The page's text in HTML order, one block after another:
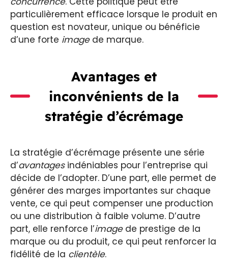
particulièrement efficace lorsque le produit en
question est novateur, unique ou bénéficie
d’une forte imagede marque.
Avantages et
inconvénients de la
stratégie d’écrémage
La stratégie d’écrémage présente une série
d’avantagesindéniables pour l’entreprise qui
décide de l’adopter. D’une part, elle permet de
générer des marges importantes sur chaque
vente, ce qui peut compenser une production
ou une distribution à faible volume. D’autre
part, elle renforce l’imagede prestige de la
marque ou du produit, ce qui peut renforcer la
fidélité de la clientèle.